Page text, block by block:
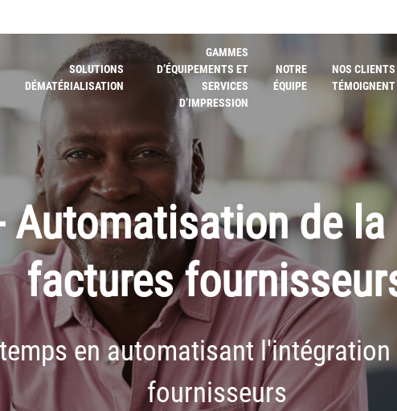
SOLUTIONS
DÉMATÉRIALISATION
GAMMES
D’ÉQUIPEMENTS ET
SERVICES
D’IMPRESSION
NOTRE
ÉQUIPE
NOS CLIENTS
TÉMOIGNENT
Automatisation de
factures
en automatisant
fournisseurs